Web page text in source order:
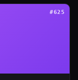
#625